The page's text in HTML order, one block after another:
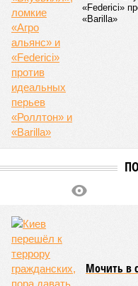
Террористов –
«Россия обязана
Анастасия Кашеварова. –
гибель детей в тылу,
в домах. Тяжело
ещё тяжелее
заводы в Европе,
смерть для наших
Украины – законная
цель! Власти Запада
Украины. Но они воюют
что подрыв был
когда стало ясно, что
публицист
рядом не было. Таким
действие бомбу,